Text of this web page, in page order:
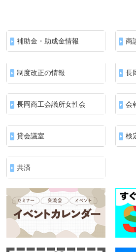
補助金・助成金情報 商
制度改正の情報 長
長岡商工会議所女性会 会
貸会議室 検
共済